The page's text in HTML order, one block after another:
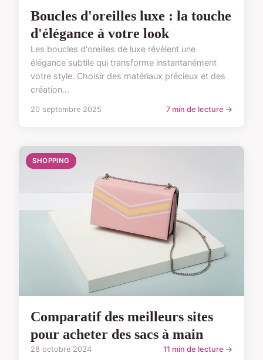
Boucles d'oreilles luxe : la touche
d'élégance à votre look
Les boucles d'oreilles de luxe révèlent une
élégance subtile qui transforme instantanément
votre style. Choisir des matériaux précieux et des
création...
20 septembre 2025 7 min de lecture →
SHOPPING
Comparatif des meilleurs sites
pour acheter des sacs à main
28 octobre 2024 11 min de lecture →